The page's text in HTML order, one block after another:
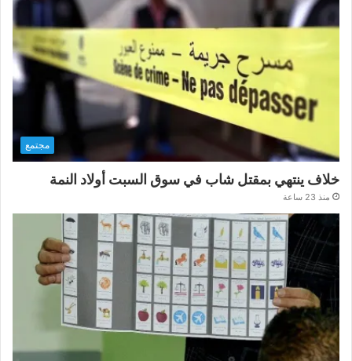
مجتمع
خلاف ينتهي بمقتل شاب في سوق السبت أولاد النمة
منذ 23 ساعة